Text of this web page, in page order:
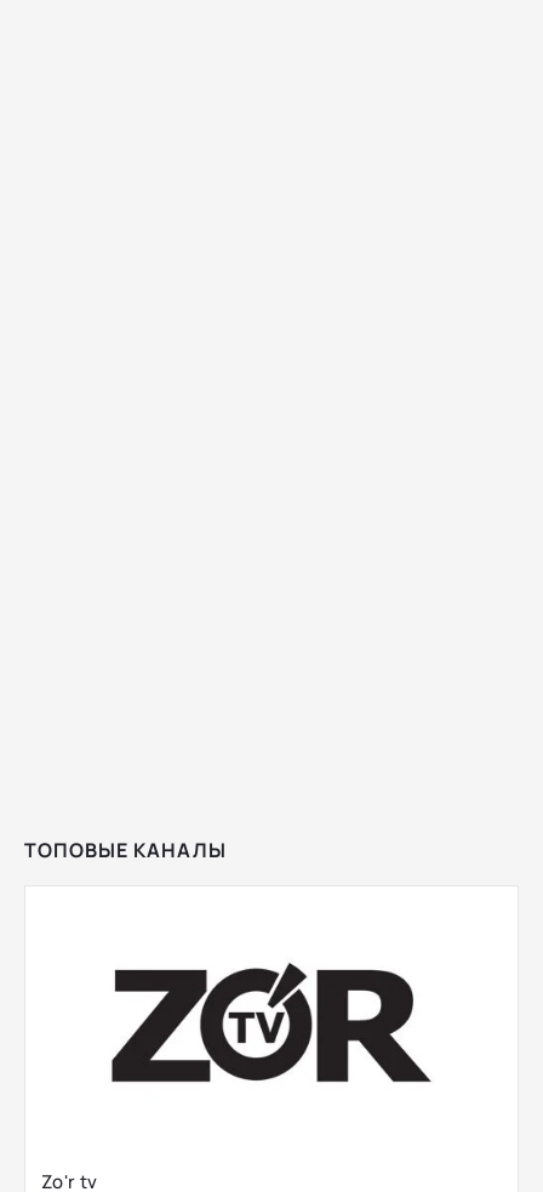
ТОПОВЫЕ КАНАЛЫ
Zo'r tv